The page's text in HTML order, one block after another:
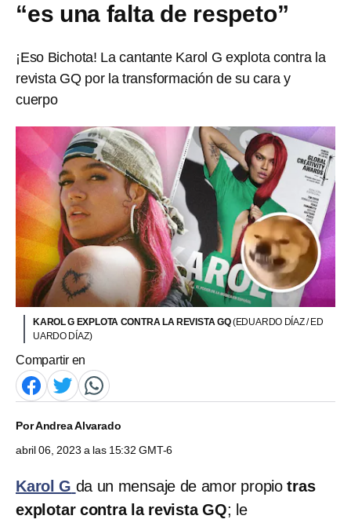
“es una falta de respeto”
¡Eso Bichota! La cantante Karol G explota contra la
revista GQ por la transformación de su cara y
cuerpo
KAROL G EXPLOTA CONTRA LA REVISTA GQ(EDUARDO DÍAZ / ED
UARDO DÍAZ)
Compartir en
PorAndrea Alvarado
abril 06, 2023 a las 15:32 GMT-6
Karol G da un mensaje de amor propiotras
explotar contra la revista GQ; le